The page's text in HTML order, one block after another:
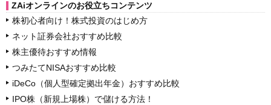
ZAiオンラインのお役立ちコンテンツ
株初心者向け！株式投資のはじめ方
ネット証券会社おすすめ比較
株主優待おすすめ情報
つみたてNISAおすすめ比較
iDeCo（個人型確定拠出年金）おすすめ比較
IPO株（新規上場株）で儲ける方法！